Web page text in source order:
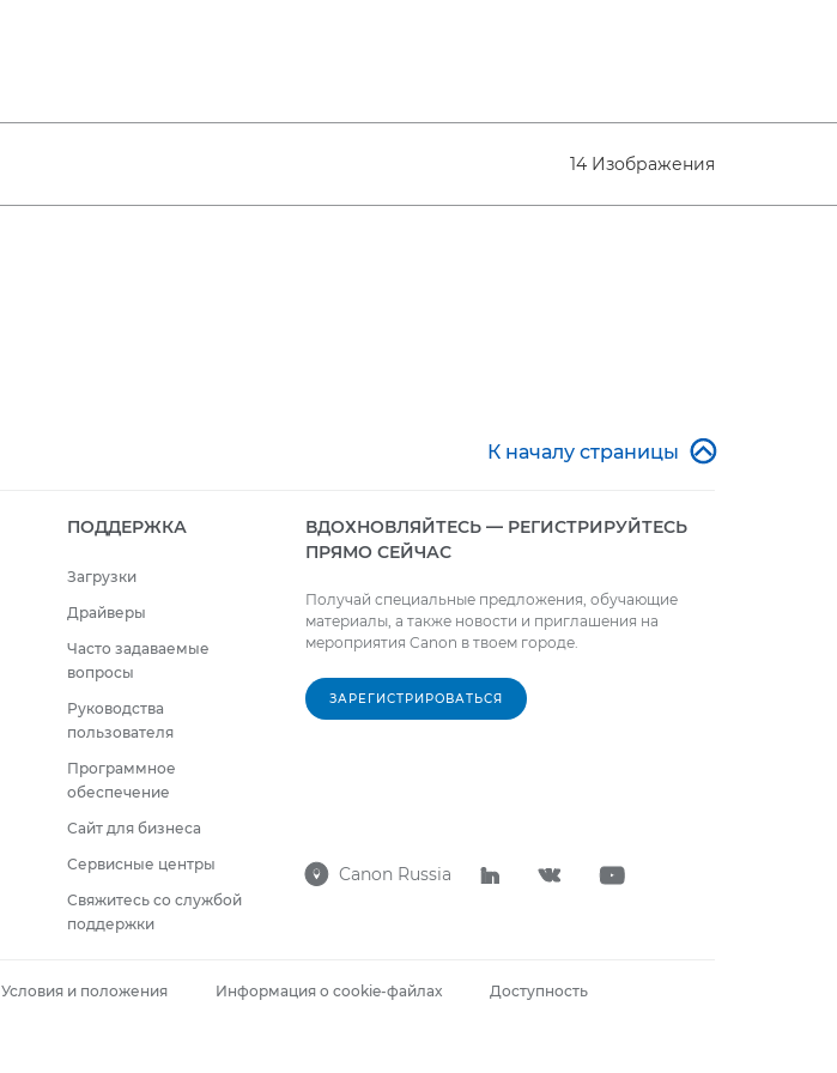
14 Изображения
К началу страницы 
ПОДДЕРЖКА
Загрузки
Драйверы
Часто задаваемые
вопросы
Руководства
пользователя
Программное
обеспечение
Сайт для бизнеса
Сервисные центры
Свяжитесь со службой
поддержки
ВДОХНОВЛЯЙТЕСЬ — РЕГИСТРИРУЙТЕСЬ
ПРЯМО СЕЙЧАС
Получай специальные предложения, обучающие
материалы, а также новости и приглашения на
мероприятия Canon в твоем городе.
ЗАРЕГИСТРИРОВАТЬСЯ
 Canon Russia   
Условия и положения Информация о cookie-файлах Доступность